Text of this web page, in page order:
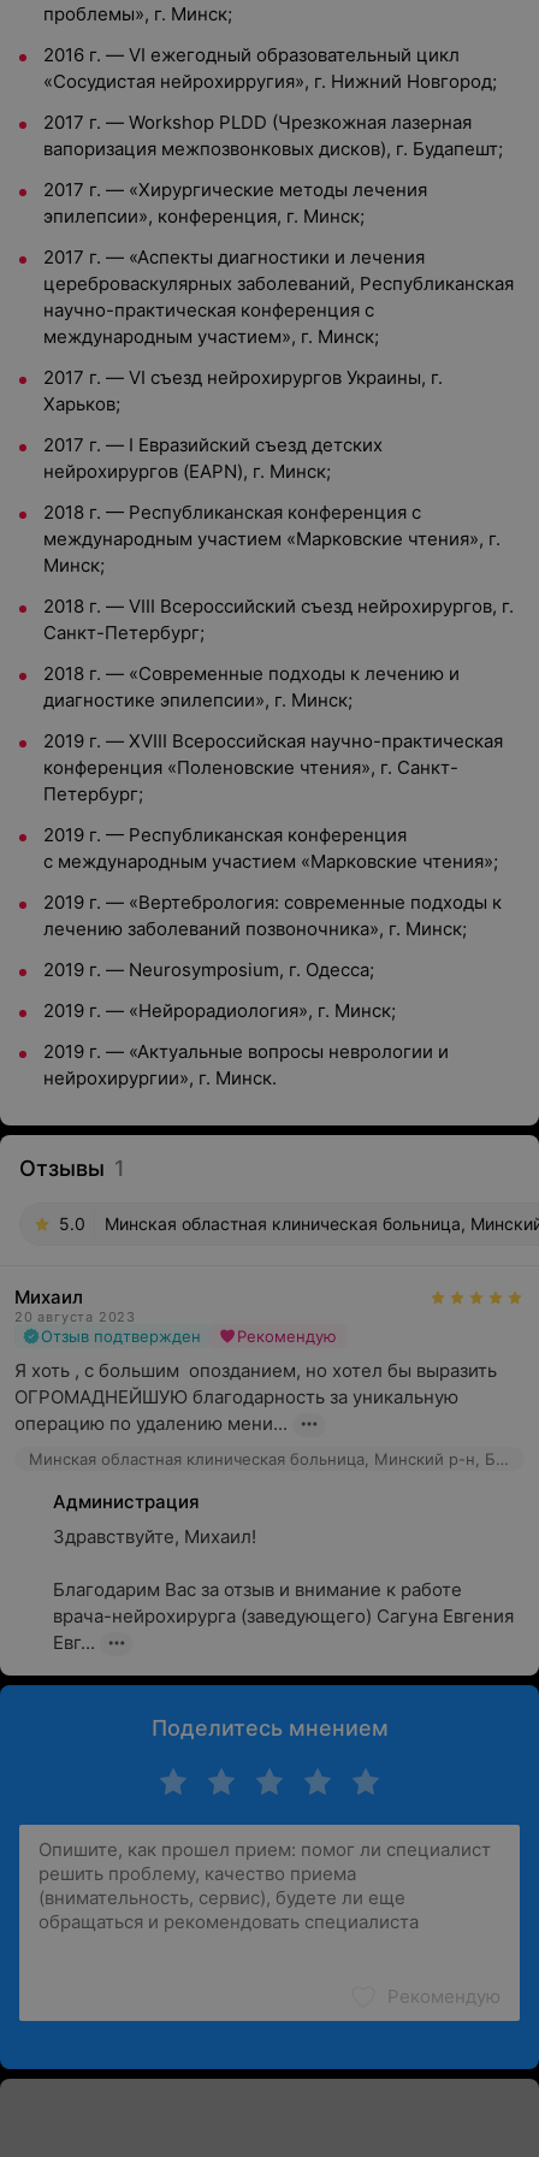
проблемы», г. Минск;
2016 г. — VI ежегодный образовательный цикл
«Сосудистая нейрохирругия», г. Нижний Новгород;
2017 г. — Workshop PLDD (Чрезкожная лазерная
вапоризация межпозвонковых дисков), г. Будапешт;
2017 г. — «Хирургические методы лечения
эпилепсии», конференция, г. Минск;
2017 г. — «Аспекты диагностики и лечения
цереброваскулярных заболеваний, Республиканская
научно-практическая конференция с
международным участием», г. Минск;
2017 г. — VI съезд нейрохирургов Украины, г.
Харьков;
2017 г. — I Евразийский съезд детских
нейрохирургов (EAPN), г. Минск;
2018 г. — Республиканская конференция с
международным участием «Марковские чтения», г.
Минск;
2018 г. — VIII Всероссийский съезд нейрохирургов, г.
Санкт-Петербург;
2018 г. — «Современные подходы к лечению и
диагностике эпилепсии», г. Минск;
2019 г. — XVIII Всероссийская научно-практическая
конференция «Поленовские чтения», г. Санкт-
Петербург;
2019 г. — Республиканская конференция
с международным участием «Марковские чтения»;
2019 г. — «Вертебрология: современные подходы к
лечению заболеваний позвоночника», г. Минск;
2019 г. — Neurosymposium, г. Одесса;
2019 г. — «Нейрорадиология», г. Минск;
2019 г. — «Актуальные вопросы неврологии и
нейрохирургии», г. Минск.
Отзывы 1
5.0 Минская областная клиническая больница,
Михаил
20 августа 2023
Отзыв подтвержден Рекомендую
Я хоть , с большим  опозданием, но хотел бы выразить
ОГРОМАДНЕЙШУЮ благодарность за уникальную
операцию по удалению мени...
Минская областная клиническая больница, Минский р-н, Боровлянский сельсовет, 201
Администрация
Здравствуйте, Михаил!
Благодарим Вас за отзыв и внимание к работе
врача-нейрохирурга (заведующего) Сагуна Евгения
Евг...
Поделитесь мнением
Рекомендую